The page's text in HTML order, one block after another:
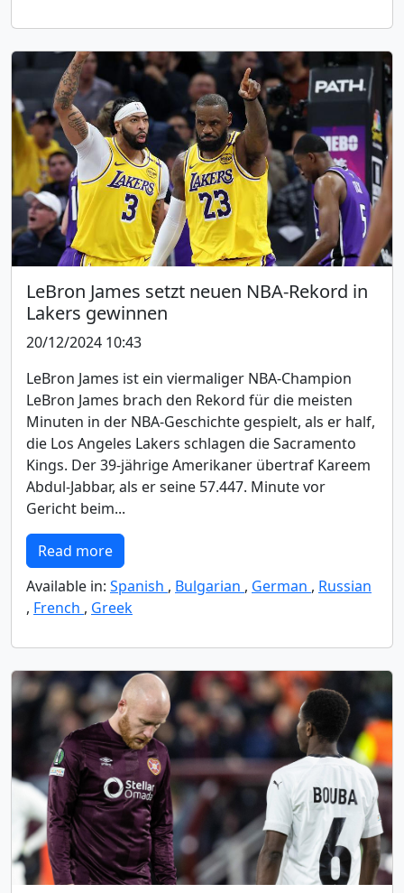
LeBron James setzt neuen NBA-Rekord in
Lakers gewinnen
20/12/2024 10:43
LeBron James ist ein viermaliger NBA-Champion
LeBron James brach den Rekord für die meisten
Minuten in der NBA-Geschichte gespielt, als er half,
die Los Angeles Lakers schlagen die Sacramento
Kings. Der 39-jährige Amerikaner übertraf Kareem
Abdul-Jabbar, als er seine 57.447. Minute vor
Gericht beim...
Read more
Available in: Spanish , Bulgarian , German , Russian
, French , Greek